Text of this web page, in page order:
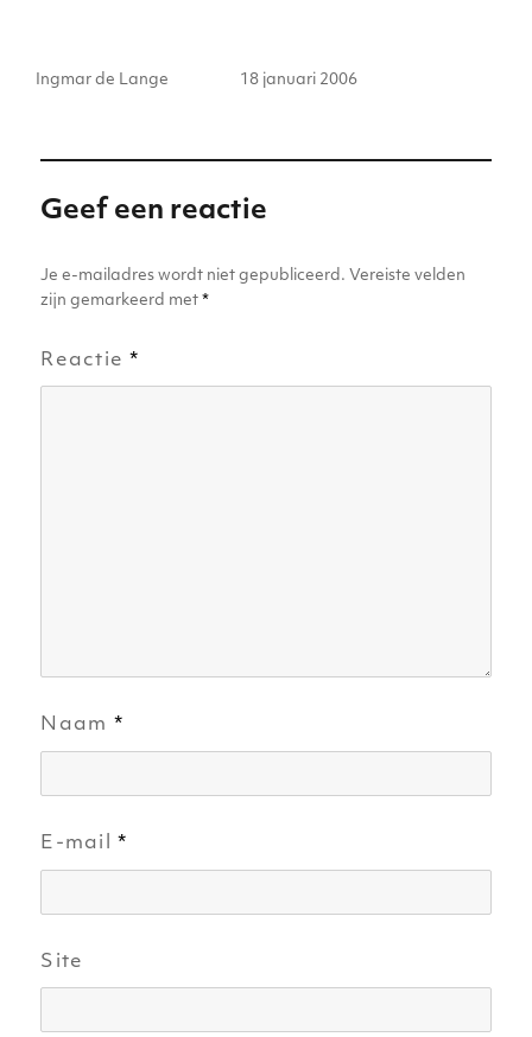
te e
n
p
p
e
o
o
e
g
l
Auteur
Ingmar de Lange
Geplaatst
18 januari 2006
Geef een reactie
Je e-mailadres wordt niet gepubliceerd. Vereiste velden
zijn gemarkeerd met*
Reactie*
Naam *
E-mail*
Site